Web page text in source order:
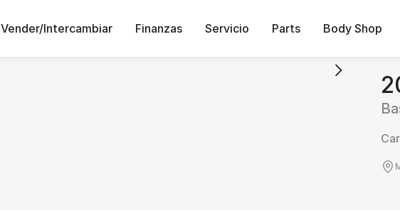
Vender/Intercambiar Finanzas Servicio Parts Body Shop